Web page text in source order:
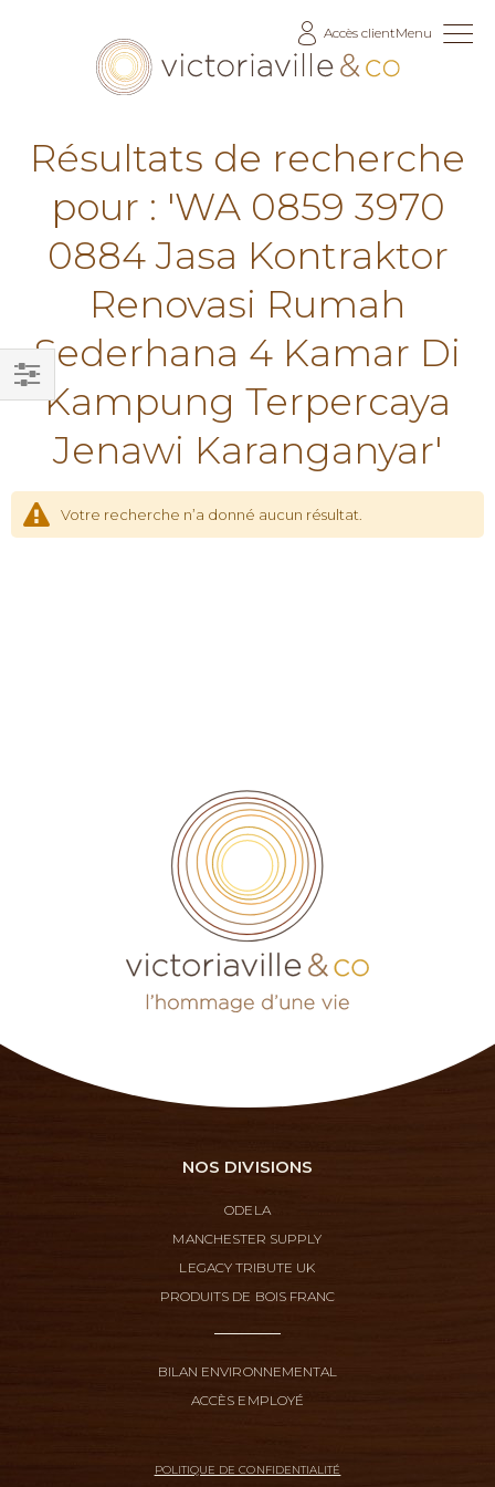
Accès clientMenu
Résultats de recherche
pour : 'WA 0859 3970
0884 Jasa Kontraktor
Renovasi Rumah
Sederhana 4 Kamar Di
Kampung Terpercaya
Jenawi Karanganyar'
Votre recherche n’a donné aucun résultat.
Filtrer
NOS DIVISIONS
ODELA
MANCHESTER SUPPLY
LEGACY TRIBUTE UK
PRODUITS DE BOIS FRANC
BILAN ENVIRONNEMENTAL
ACCÈS EMPLOYÉ
POLITIQUE DE CONFIDENTIALITÉ